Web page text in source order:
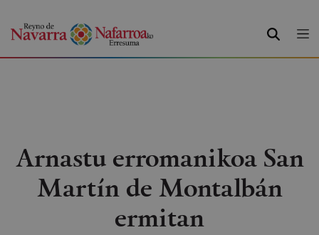
BILATU
Arnastu erromanikoa San
Martín de Montalbán
ermitan